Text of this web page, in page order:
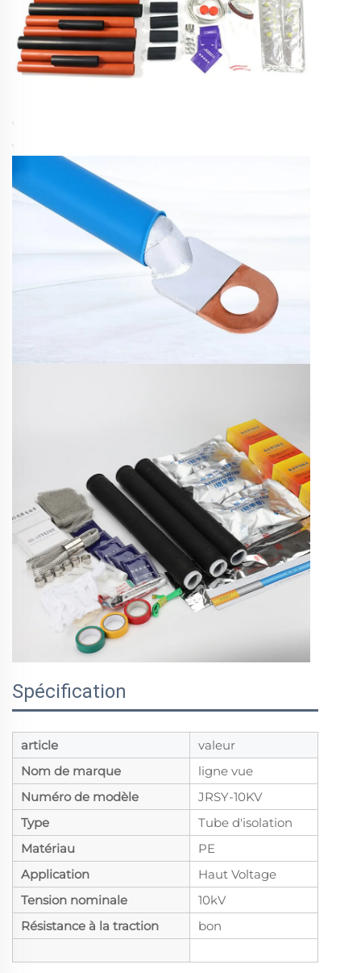
Spécification
article
valeur
Nom de marque
ligne vue
Numéro de modèle
JRSY-10KV
Type
Tube d'isolation
Matériau
PE
Application
Haut Voltage
Tension nominale
10kV
Résistance à la traction
bon